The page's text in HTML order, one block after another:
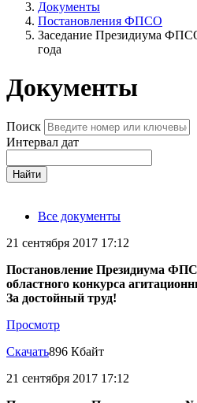
Документы
Постановления ФПСО
Заседание Президиума
года
Документы
Поиск
Интервал дат
Найти
Все документы
21 сентября 2017 17:12
Постановление Президиума
областного конкурса
За достойный труд!
Просмотр
Скачать896 Кбайт
21 сентября 2017 17:12